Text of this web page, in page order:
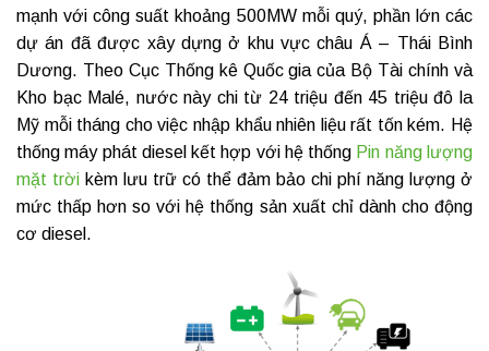
mạnh với công suất khoảng 500MW mỗi quý, phần lớn các
dự án đã được xây dựng ở khu vực châu Á – Thái Bình
Dương. Theo Cục Thống kê Quốc gia của Bộ Tài chính và
Kho bạc Malé, nước này chi từ 24 triệu đến 45 triệu đô la
Mỹ mỗi tháng cho việc nhập khẩu nhiên liệu rất tốn kém. Hệ
thống máy phát diesel kết hợp với hệ thống Pin năng lượng
mặt trời kèm lưu trữ có thể đảm bảo chi phí năng lượng ở
mức thấp hơn so với hệ thống sản xuất chỉ dành cho động
cơ diesel.